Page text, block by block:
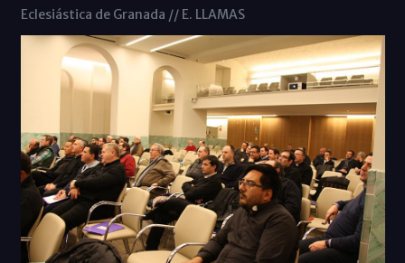
Eclesiástica de Granada // E. LLAMAS